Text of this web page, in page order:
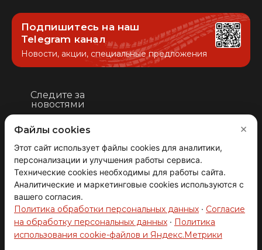
Товар в наличии!
Подпишитесь на наш
Telegram канал
Новости, акции, специальные предложения
Следите за
новостями
Вернуться
наверх
© 2008-2026 АВТОГРАД ТЕХНОЛОДЖИ
Производство и продажа автозапчастей.
ОГРНИП 317631300093272
Файлы cookies
Этот сайт использует файлы cookies для аналитики,
персонализации и улучшения работы сервиса.
Технические cookies необходимы для работы сайта.
Аналитические и маркетинговые cookies используются с
вашего согласия.
Политика обработки персональных данных · Согласие
на обработку персональных данных · Политика
использования cookie-файлов и Яндекс.Метрики
×